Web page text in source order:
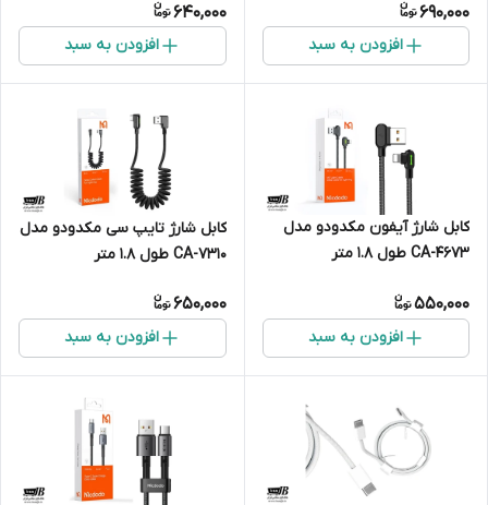
690,000
افزودن به سبد
640,000
افزودن به سبد
کابل شارژ آیفون مکدودو مدل
CA-4673 طول 1.8 متر
550,000
افزودن به سبد
کابل شارژ تایپ سی مکدودو مدل
CA-7310 طول 1.8 متر
650,000
افزودن به سبد